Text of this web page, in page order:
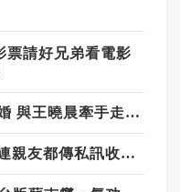
票請好兄弟看電影
毀容後重生 俞灝明官宣結婚 與王曉晨牽手走過低谷
彭冠英被王楚然甜笑收服 連親友都傳私訊收不完